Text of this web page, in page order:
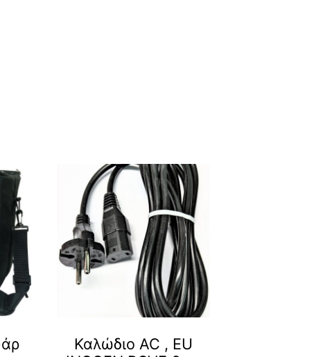
Καλώδιο AC , ΕU